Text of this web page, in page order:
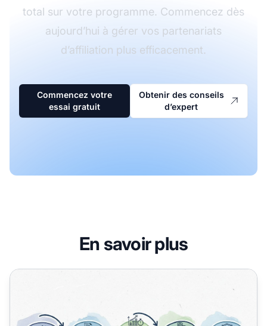
total sur votre programme. Commencez dès
aujourd’hui à gérer vos partenariats
d’affiliation plus efficacement.
Commencez votre
essai gratuit
Obtenir des conseils
d’expert
En savoir plus
Qu'est-ce que la gestion d'un programme d'affiliation ?